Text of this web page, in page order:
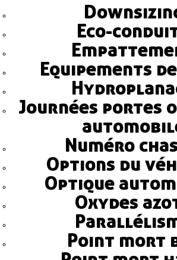
Eco-
Equipements
Journées portes
Numéro
Options du
Optique
Oxydes
Point mort